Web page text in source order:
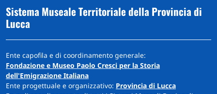
Sistema Museale Territoriale della Provincia di
Lucca
Ente capofila e di coordinamento generale:
Fondazione e Museo Paolo Cresci per la Storia
dell'Emigrazione Italiana
Ente progettuale e organizzativo: Provincia di Lucca